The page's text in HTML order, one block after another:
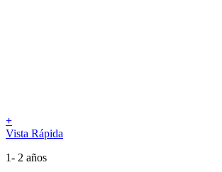
+
Vista Rápida
1- 2 años